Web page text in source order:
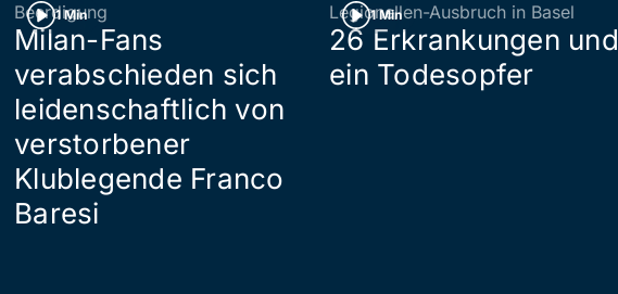
1 Min
Beerdigung
Milan-Fans
verabschieden sich
leidenschaftlich von
verstorbener
Klublegende Franco
Baresi
1 Min
Legionellen-Ausbruch in Basel
26 Erkrankungen und
ein Todesopfer